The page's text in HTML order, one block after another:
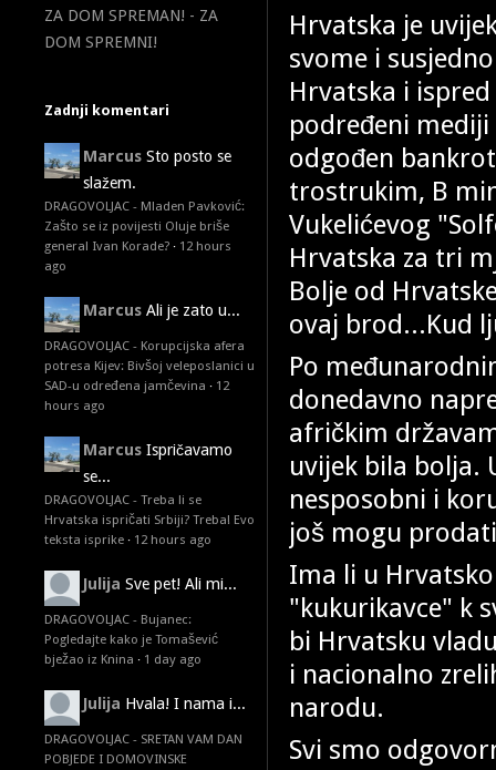
ZA DOM SPREMAN! - ZA
DOM SPREMNI!
Zadnji komentari
Marcus Sto posto se
slažem.
DRAGOVOLJAC - Mladen Pavković:
Zašto se iz povijesti Oluje briše
general Ivan Korade? · 12 hours
ago
Marcus Ali je zato u...
DRAGOVOLJAC - Korupcijska afera
potresa Kijev: Bivšoj veleposlanici u
SAD-u određena jamčevina · 12
hours ago
Marcus Ispričavamo
se...
DRAGOVOLJAC - Treba li se
Hrvatska ispričati Srbiji? Treba! Evo
teksta isprike · 12 hours ago
Julija Sve pet! Ali mi...
DRAGOVOLJAC - Bujanec:
Pogledajte kako je Tomašević
bježao iz Knina · 1 day ago
Julija Hvala! I nama i...
DRAGOVOLJAC - SRETAN VAM DAN
POBJEDE I DOMOVINSKE
Hrvatska je
svome i
Hrvatska i
podređeni
odgođen
trostrukim, B
Vukelićevog
Hrvatska za tri
Bolje od
ovaj brod...Kud
Po
donedavno
afričkim
uvijek bila bolja.
nesposobni i
još mogu
Ima li u
"kukurikavce" k
bi Hrvatsku
i nacionalno
narodu.
Svi smo